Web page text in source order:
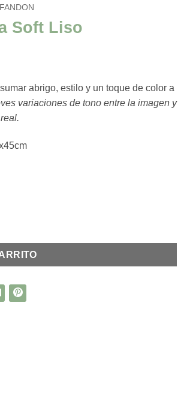
Soft Liso
abrigo, estilo y un toque de color a
variaciones de tono entre la imagen y